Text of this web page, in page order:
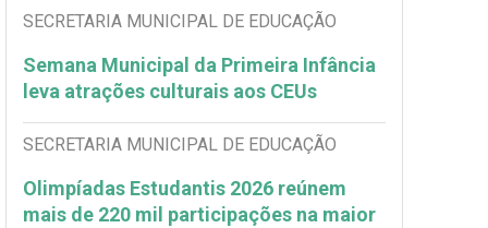
SECRETARIA MUNICIPAL DE EDUCAÇÃO
Semana Municipal da Primeira Infância
leva atrações culturais aos CEUs
SECRETARIA MUNICIPAL DE EDUCAÇÃO
Olimpíadas Estudantis 2026 reúnem
mais de 220 mil participações na maior